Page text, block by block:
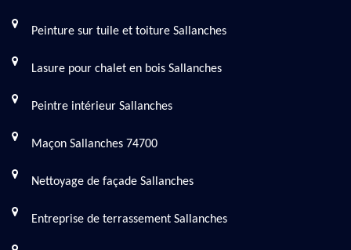
Peinture sur tuile et toiture Sallanches
Lasure pour chalet en bois Sallanches
Peintre intérieur Sallanches
Maçon Sallanches 74700
Nettoyage de façade Sallanches
Entreprise de terrassement Sallanches